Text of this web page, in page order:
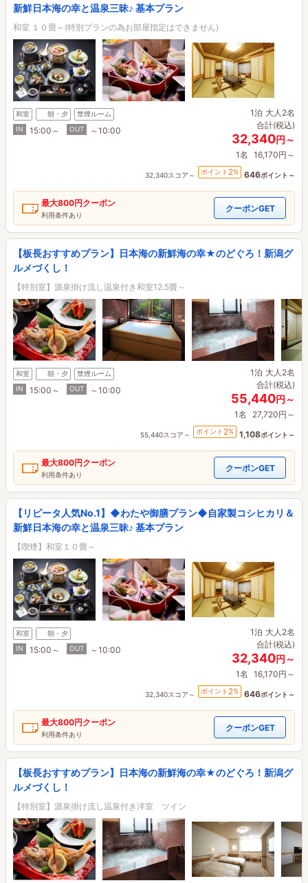
新鮮日本海の幸と温泉三昧♪ 基本プラン
和室 １０畳～(特別プランの為お部屋指定はできません)
和室 朝・夕
禁煙ルーム
IN
15:00～ OUT ～10:00
1泊 大人2名
合計(税込)
32,340円～
1名 16,170円～
32,340スコア～ ポイント 2% 646ポイント～
最大800円クーポン
利用条件あり
クーポンGET
【板長おすすめプラン】日本海の新鮮海の幸★のどぐろ！新潟グ
ルメづくし！
【特別室】源泉掛け流し温泉付き和室12.5畳～
和室 朝・夕
禁煙ルーム
IN
15:00～ OUT ～10:00
1泊 大人2名
合計(税込)
55,440円～
1名 27,720円～
55,440スコア～ ポイント 2% 1,108ポイント～
最大800円クーポン
利用条件あり
クーポンGET
【リピータ人気No.1】◆わたや御膳プラン◆自家製コシヒカリ＆
新鮮日本海の幸と温泉三昧♪ 基本プラン
【喫煙】和室１０畳～
和室
朝・夕
IN
15:00～ OUT ～10:00
1泊 大人2名
合計(税込)
32,340円～
1名 16,170円～
32,340スコア～ ポイント 2% 646ポイント～
最大800円クーポン
利用条件あり
クーポンGET
【板長おすすめプラン】日本海の新鮮海の幸★のどぐろ！新潟グ
ルメづくし！
【特別室】源泉掛け流し温泉付き洋室 ツイン